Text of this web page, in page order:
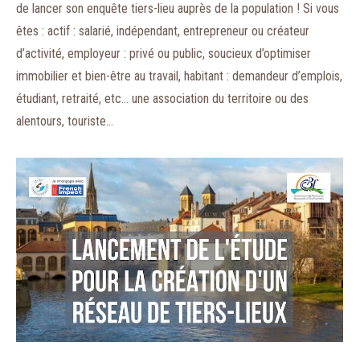
de lancer son enquête tiers-lieu auprès de la population ! Si vous
êtes : actif : salarié, indépendant, entrepreneur ou créateur
d’activité, employeur : privé ou public, soucieux d’optimiser
immobilier et bien-être au travail, habitant : demandeur d’emplois,
étudiant, retraité, etc… une association du territoire ou des
alentours, touriste…